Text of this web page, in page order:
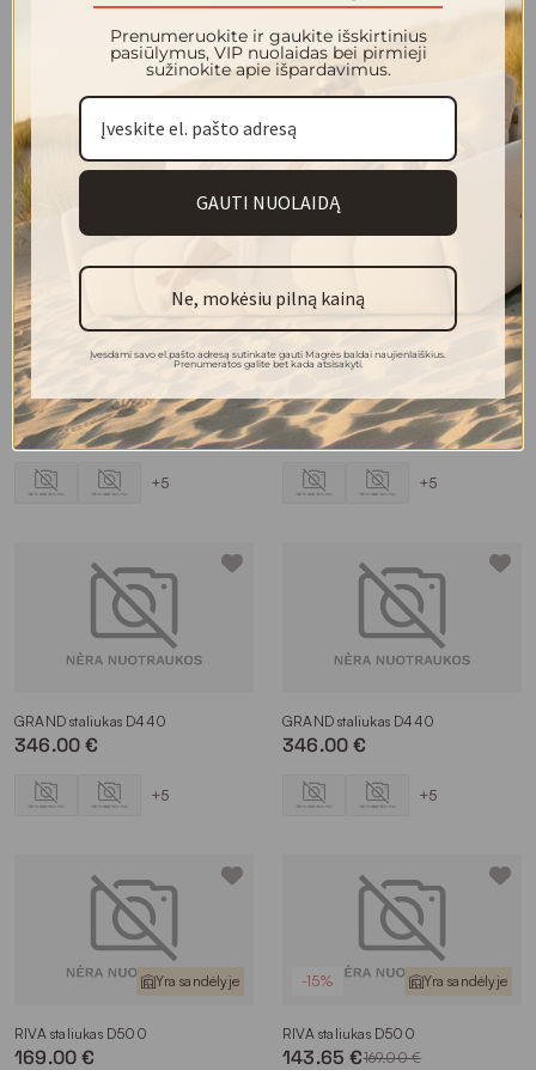
VILNIUS staliukas D300
187.00 €
+4
VILNIUS staliukas D300
187.00 €
+4
GRAND staliukas D440
346.00 €
+5
GRAND staliukas D440
346.00 €
+5
GRAND staliukas D440
346.00 €
+5
GRAND staliukas D440
346.00 €
+5
Yra sandėlyje
RIVA staliukas D500
169.00 €
-15% Yra sandėlyje
RIVA staliukas D500
143.65 €169.00 €
Prenumeruokite ir gaukite išskirtinius
pasiūlymus, VIP nuolaidas bei pirmieji
sužinokite apie išpardavimus.
GAUTI NUOLAIDĄ
Ne, mokėsiu pilną kainą
Įvesdami savo el.pašto adresą sutinkate gauti Magrės baldai naujienlaiškius.
Prenumeratos galite bet kada atsisakyti.